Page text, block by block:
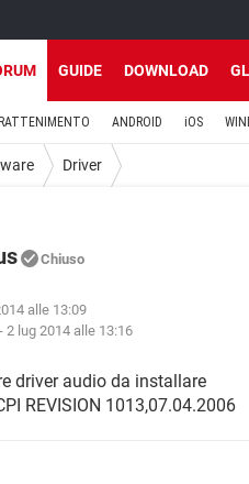
GUIDE DOWNLOAD
ANDROID iOS
Driver
Chiuso
alle 13:09
- 2 lug 2014 alle 13:16
driver audio da installare
REVISION 1013,07.04.2006